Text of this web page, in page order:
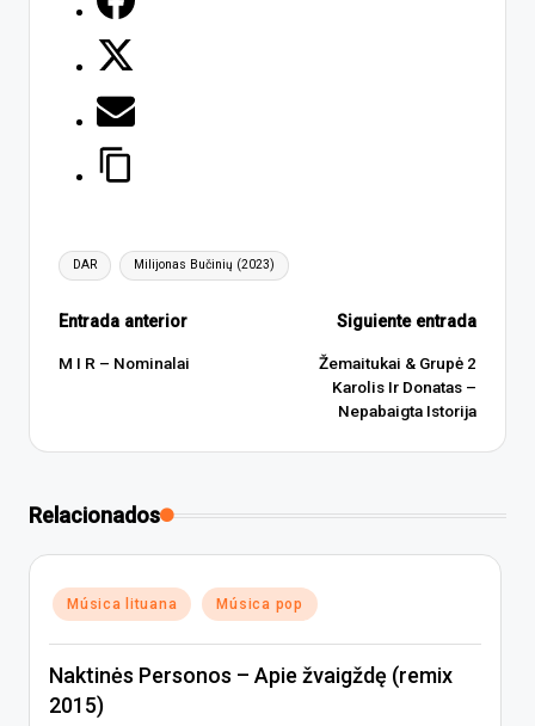
Etiquetas:
DAR Milijonas Bučinių (2023)
Navegación
de
Entrada anterior
M I R – Nominalai
Siguiente entrada
Žemaitukai & Grupė 2
Karolis Ir Donatas –
Nepabaigta Istorija
Relacionados
Publicado
en
Música lituana Música pop
Naktinės Personos – Apie žvaigždę (remix
2015)